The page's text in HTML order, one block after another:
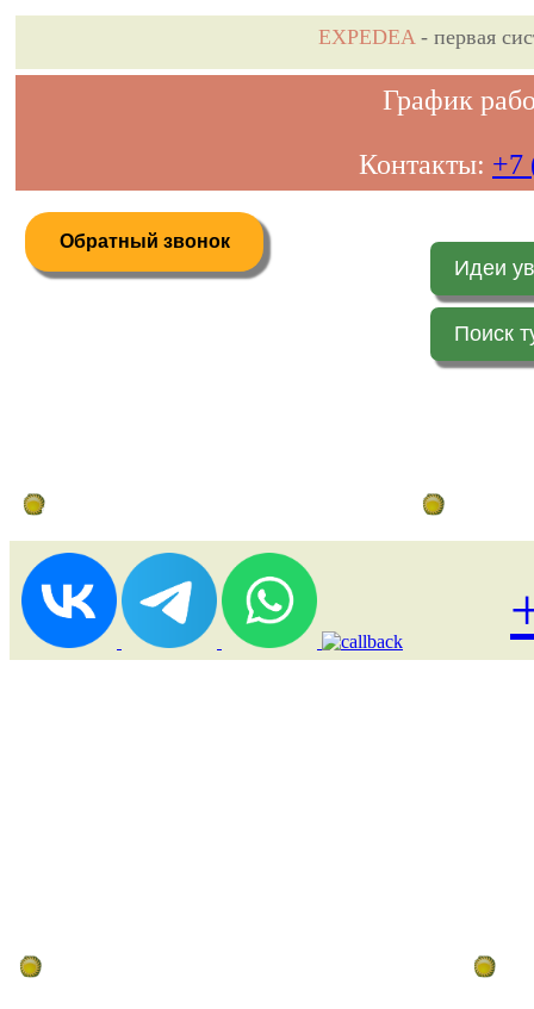
EXPEDEA- первая
График
Контакты: +7
Обратный звонок
Идеи
Поиск
Дистанционное бронирование туров